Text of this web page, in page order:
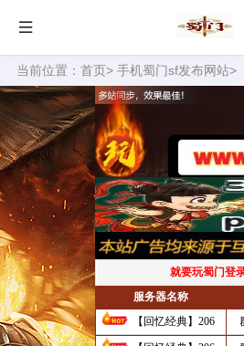
当前位置： 首页> 手机蜀门sf发布网站>